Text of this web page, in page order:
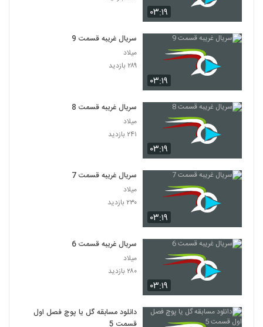
۰۳:۱۹
۰۳:۱۹
سریال غریبه قسمت 9
میلاد
۲۸۹ بازدید
۰۳:۱۹
سریال غریبه قسمت 8
میلاد
۲۴۱ بازدید
۰۳:۱۹
سریال غریبه قسمت 7
میلاد
۲۳۰ بازدید
۰۳:۱۹
سریال غریبه قسمت 6
میلاد
۲۸۰ بازدید
دانلود مسابقه گل یا پوچ فصل اول
قسمت 5